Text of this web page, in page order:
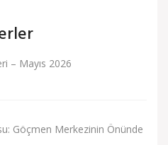
– Mayıs 2026
Göçmen Merkezinin Önünde